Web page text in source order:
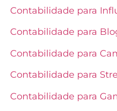
Contabilidade para
Contabilidade para
Contabilidade para
Contabilidade para
Contabilidade para